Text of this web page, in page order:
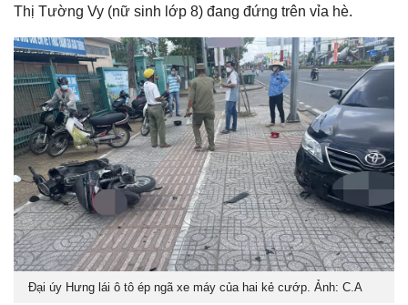
Thị Tường Vy (nữ sinh lớp 8) đang đứng trên vỉa hè.
Đại úy Hưng lái ô tô ép ngã xe máy của hai kẻ cướp. Ảnh: C.A